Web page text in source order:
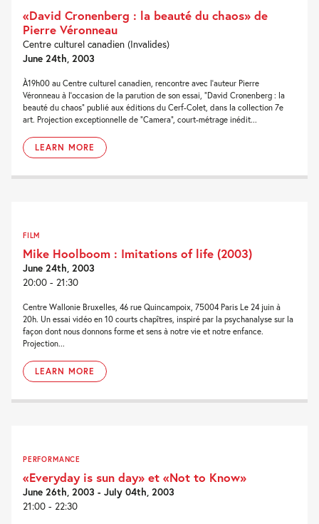
«David Cronenberg : la beauté du chaos» de
Pierre Véronneau
Centre culturel canadien (Invalides)
June 24th, 2003
À19h00 au Centre culturel canadien, rencontre avec l’auteur Pierre
Véronneau à l’occasion de la parution de son essai, “David Cronenberg : la
beauté du chaos” publié aux éditions du Cerf-Colet, dans la collection 7e
art. Projection exceptionnelle de “Camera”, court-métrage inédit...
LEARN MORE
FILM
Mike Hoolboom : Imitations of life (2003)
June 24th, 2003
20:00 - 21:30
Centre Wallonie Bruxelles, 46 rue Quincampoix, 75004 Paris Le 24 juin à
20h. Un essai vidéo en 10 courts chapîtres, inspiré par la psychanalyse sur la
façon dont nous donnons forme et sens à notre vie et notre enfance.
Projection...
LEARN MORE
PERFORMANCE
«Everyday is sun day» et «Not to Know»
June 26th, 2003 - July 04th, 2003
21:00 - 22:30